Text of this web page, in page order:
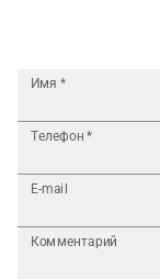
Имя *
Телефон *
E-mail
Комментарий